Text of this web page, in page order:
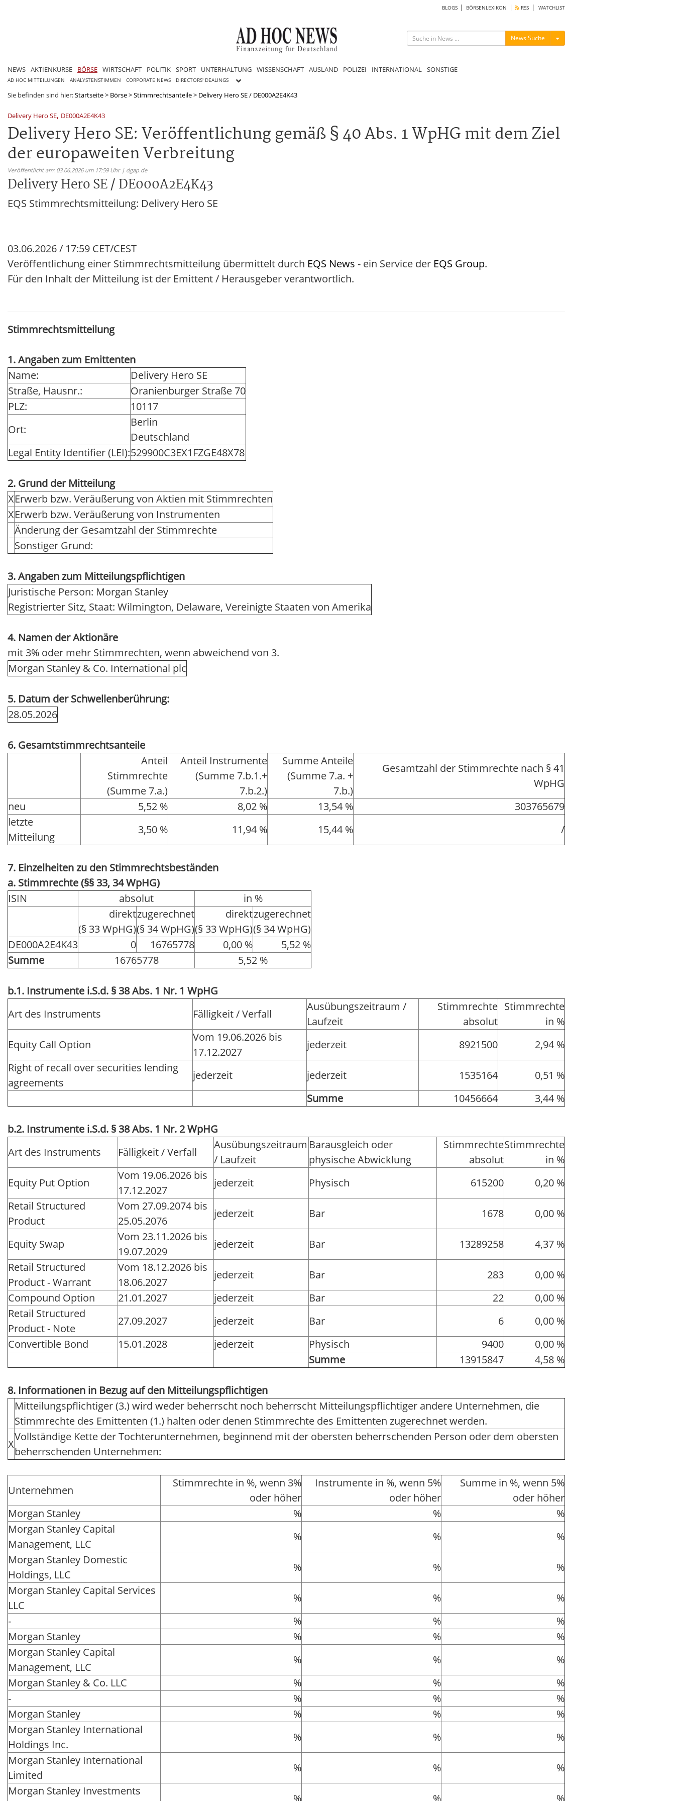
BLOGS BÖRSENLEXIKON RSS WATCHLIST
News Suche Menü ein-/ausblenden
NEWS AKTIENKURSE BÖRSE WIRTSCHAFT POLITIK SPORT UNTERHALTUNG WISSENSCHAFT AUSLAND POLIZEI INTERNATIONAL SONSTIGE
AD HOC MITTEILUNGEN ANALYSTENSTIMMEN CORPORATE NEWS DIRECTORS' DEALINGS
Sie befinden sind hier:Startseite> Börse>Stimmrechtsanteile> Delivery Hero SE / DE000A2E4K43
Delivery Hero SE, DE000A2E4K43
Delivery Hero SE: Veröffentlichung gemäß § 40 Abs. 1 WpHG mit dem Ziel
der europaweiten Verbreitung
Veröffentlicht am: 03.06.2026 um 17:59 Uhr | dgap.de
Delivery Hero SE / DE000A2E4K43
EQS Stimmrechtsmitteilung: Delivery Hero SE
03.06.2026 / 17:59 CET/CEST
Veröffentlichung einer Stimmrechtsmitteilung übermittelt durch EQS News - ein Service der EQS Group.
Für den Inhalt der Mitteilung ist der Emittent / Herausgeber verantwortlich.
Stimmrechtsmitteilung
1. Angaben zum Emittenten
Name:
Delivery Hero SE
Straße, Hausnr.:
Oranienburger Straße 70
PLZ:
10117
Ort:
Berlin
Deutschland
Legal Entity Identifier (LEI):529900C3EX1FZGE48X78
2. Grund der Mitteilung
XErwerb bzw. Veräußerung von Aktien mit Stimmrechten
XErwerb bzw. Veräußerung von Instrumenten
Änderung der Gesamtzahl der Stimmrechte
Sonstiger Grund:
3. Angaben zum Mitteilungspflichtigen
Juristische Person: Morgan Stanley
Registrierter Sitz, Staat: Wilmington, Delaware, Vereinigte Staaten von Amerika
4. Namen der Aktionäre
mit 3% oder mehr Stimmrechten, wenn abweichend von 3.
Morgan Stanley & Co. International plc
5. Datum der Schwellenberührung:
28.05.2026
6. Gesamtstimmrechtsanteile
Anteil
Stimmrechte
(Summe 7.a.)
Anteil Instrumente
(Summe 7.b.1.+
7.b.2.)
Summe Anteile
(Summe 7.a. +
7.b.)
Gesamtzahl der Stimmrechte nach § 41
WpHG
neu
5,52 % 8,02 % 13,54 %
303765679
letzte
Mitteilung
3,50 % 11,94 % 15,44 % /
7. Einzelheiten zu den Stimmrechtsbeständen
a. Stimmrechte (§§ 33, 34 WpHG)
ISIN
absolut
in %
direkt
(§ 33 WpHG)
zugerechnet
(§ 34 WpHG)
direkt
(§ 33 WpHG)
zugerechnet
(§ 34 WpHG)
DE000A2E4K43
0 16765778 0,00 %
5,52 %
Summe
16765778 5,52 %
b.1. Instrumente i.S.d. § 38 Abs. 1 Nr. 1 WpHG
Art des Instruments
Fälligkeit / Verfall
Ausübungszeitraum /
Laufzeit
Stimmrechte
absolut
Stimmrechte
in %
Equity Call Option
Vom 19.06.2026 bis
17.12.2027
jederzeit 8921500
2,94 %
Right of recall over securities lending
agreements
jederzeit jederzeit 1535164
0,51 %
Summe
10456664 3,44 %
b.2. Instrumente i.S.d. § 38 Abs. 1 Nr. 2 WpHG
Art des Instruments
Fälligkeit / Verfall
Ausübungszeitraum
/ Laufzeit
Barausgleich oder
physische Abwicklung
Stimmrechte
absolut
Stimmrechte
in %
Equity Put Option
Vom 19.06.2026 bis
17.12.2027
jederzeit Physisch 615200
0,20 %
Retail Structured
Product
Vom 27.09.2074 bis
25.05.2076
jederzeit Bar 1678 0,00 %
Equity Swap
Vom 23.11.2026 bis
19.07.2029
jederzeit Bar 13289258
4,37 %
Retail Structured
Product - Warrant
Vom 18.12.2026 bis
18.06.2027
jederzeit Bar 283
0,00 %
Compound Option
21.01.2027 jederzeit Bar 22
0,00 %
Retail Structured
Product - Note
27.09.2027 jederzeit Bar 6
0,00 %
Convertible Bond
15.01.2028 jederzeit Physisch 9400
0,00 %
Summe
13915847 4,58 %
8. Informationen in Bezug auf den Mitteilungspflichtigen
Mitteilungspflichtiger (3.) wird weder beherrscht noch beherrscht Mitteilungspflichtiger andere Unternehmen, die
Stimmrechte des Emittenten (1.) halten oder denen Stimmrechte des Emittenten zugerechnet werden.
X
Vollständige Kette der Tochterunternehmen, beginnend mit der obersten beherrschenden Person oder dem obersten
beherrschenden Unternehmen:
Unternehmen
Stimmrechte in %, wenn 3%
oder höher
Instrumente in %, wenn 5%
oder höher
Summe in %, wenn 5%
oder höher
Morgan Stanley
% %
%
Morgan Stanley Capital
Management, LLC
% %
%
Morgan Stanley Domestic
Holdings, LLC
% %
%
Morgan Stanley Capital Services
LLC
% %
%
-
% %
%
Morgan Stanley
% %
%
Morgan Stanley Capital
Management, LLC
% %
%
Morgan Stanley & Co. LLC
% %
%
-
% %
%
Morgan Stanley
% %
%
Morgan Stanley International
Holdings Inc.
% %
%
Morgan Stanley International
Limited
% %
%
Morgan Stanley Investments
% % %